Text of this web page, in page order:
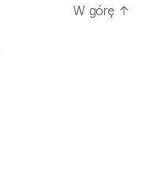
W górę ↑